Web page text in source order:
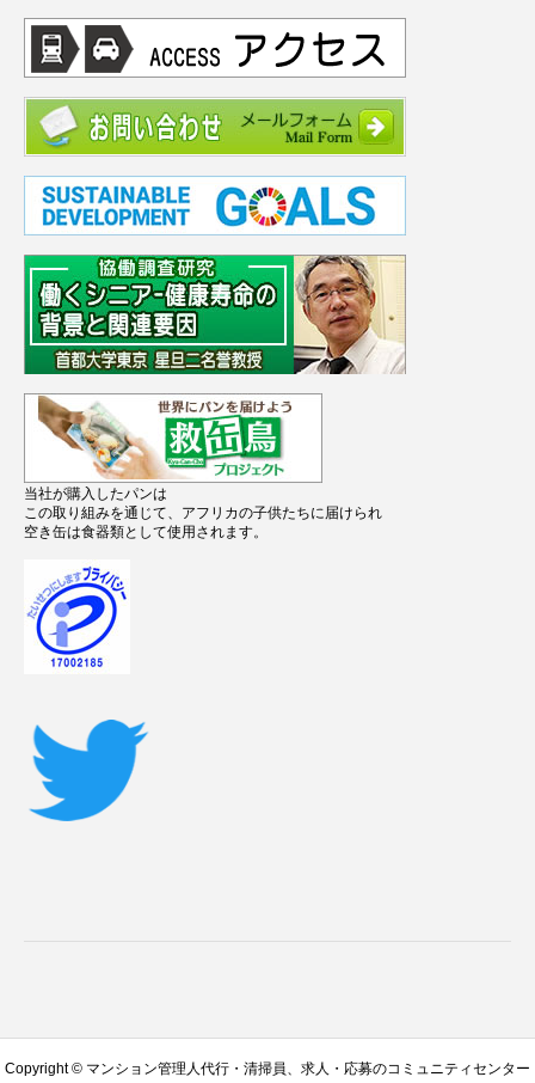
当社が購入したパンは
この取り組みを通じて、アフリカの子供たちに届けられ
空き缶は食器類として使用されます。
Copyright © マンション管理人代行・清掃員、求人・応募のコミュニティセンター